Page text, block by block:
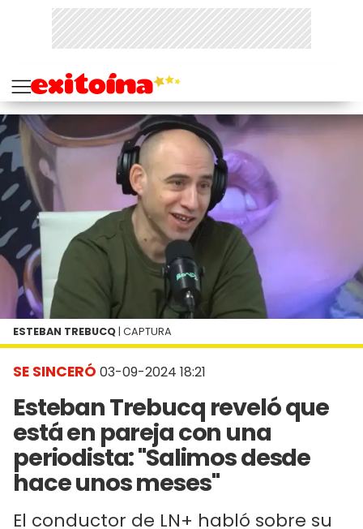
SE SINCERÓ 03-09-2024 18:21
Esteban Trebucq reveló que
está en pareja con una
periodista: "Salimos desde
hace unos meses"
El conductor de LN+ habló sobre su
ESTEBAN TREBUCQ | CAPTURA